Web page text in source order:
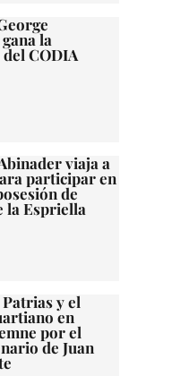
la
CODIA
viaja a
participar en
de
la Espriella
y el
en
por el
de Juan